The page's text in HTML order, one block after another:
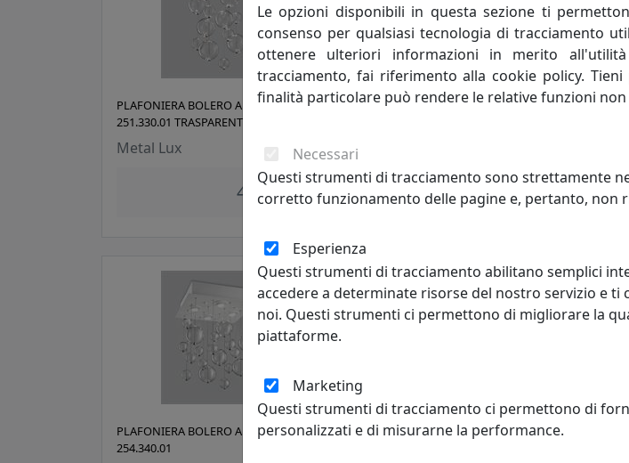
PLAFONIERA BOLERO A 3 LUCI
251.330.01 TRASPARENTE
Metal Lux
499,00 €
PLAFONIERA BOLERO A 3 LUCI
600,00 €
PLAFONIERA BOLERO A 4 LUCI
254.340.01
PLAFONIERA BOLERO A 4 LUCI
Le opzioni disponibili in questa sezione ti
consenso per qualsiasi tecnologia di tracciamento
ottenere ulteriori informazioni in merito
tracciamento, fai riferimento alla cookie policy.
finalità particolare può rendere le relative funzioni
Necessari
Questi strumenti di tracciamento sono strettamente
corretto funzionamento delle pagine e, pertanto, non
Esperienza
Questi strumenti di tracciamento abilitano semplici
accedere a determinate risorse del nostro servizio e
noi. Questi strumenti ci permettono di migliorare la
piattaforme.
Marketing
Questi strumenti di tracciamento ci permettono di
personalizzati e di misurarne la performance.